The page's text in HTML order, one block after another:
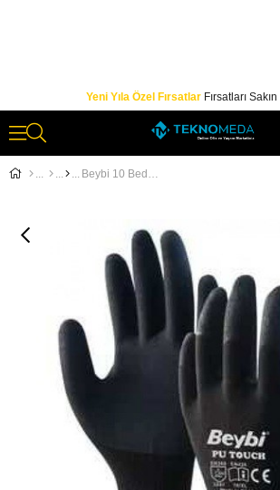
Yeni Yıla Özel FırsatlarFırsatları Sakın
Beybi 10 Beden 12li Paket Poliüretan Kaplı Pu Touch Siyah Montaj Eldiven EN388 (3121X)